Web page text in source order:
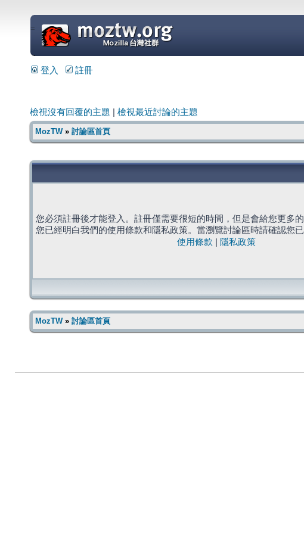
=
登入 註冊
檢視沒有回覆的主題 檢視最近討論的主題
MozTW» 討論區首頁
您必須註冊後才能登入。註冊僅需要很短的時間，但是會給您更多
您已經明白我們的使用條款和隱私政策。當瀏覽討論區時請確認您已
使用條款
隱私政策
MozTW» 討論區首頁